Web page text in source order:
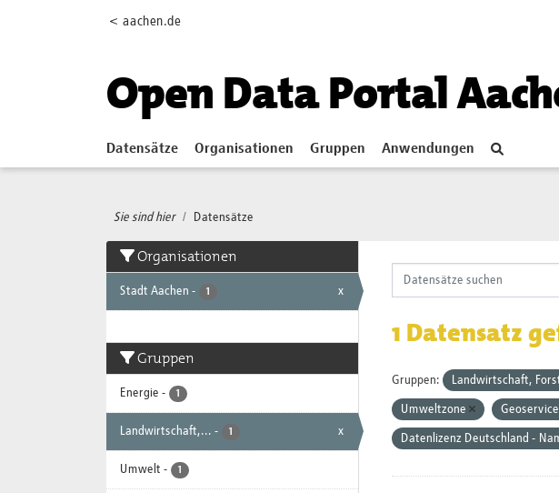
< aachen.de
Open Data Portal
Datensätze Organisationen Gruppen Anwendungen
Sie sind hier Datensätze
Organisationen
Stadt Aachen - 1 x
Gruppen
Energie - 1
Landwirtschaft,... - 1 x
Umwelt - 1
1 Datensatz
Gruppen: Landwirtschaft,
Umweltzone Geoservice
Datenlizenz Deutschland -